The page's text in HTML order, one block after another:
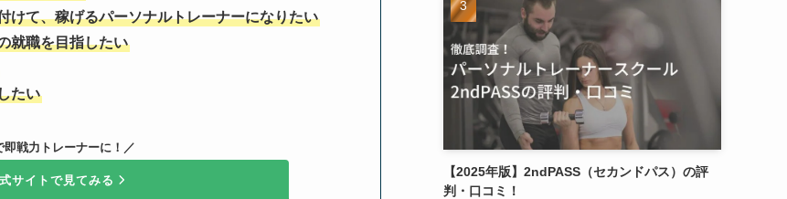
けて、稼げるパーソナルトレーナーになりたい
就職を目指したい
たい
戦力トレーナーに！／
サイトで見てみる
【2025年版】2ndPASS（セカンドパス）の評
判・口コミ！